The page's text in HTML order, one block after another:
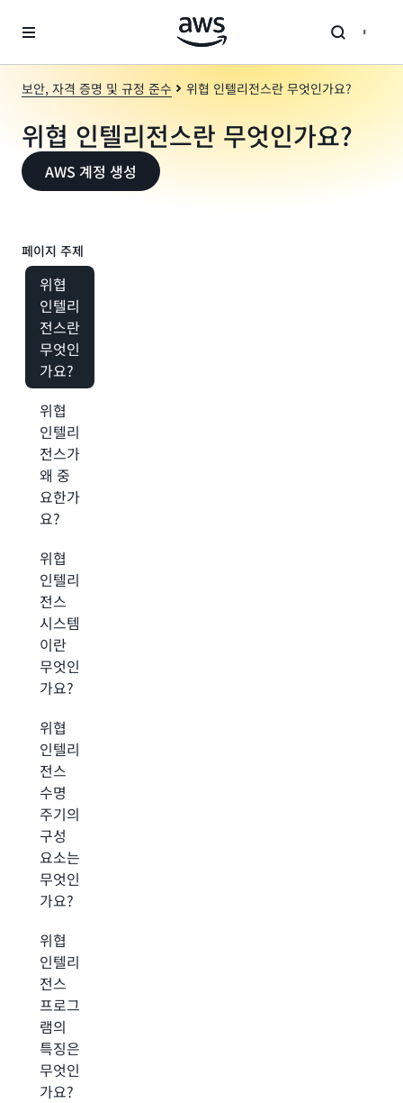
보안, 자격 증명 및 규정 준수 위협 인텔리전스란 무엇인가요?
위협 인텔리전스란 무엇인가요?
AWS 계정 생성
페이지 주제
위협
인텔리
전스란
무엇인
가요?
위협
인텔리
전스가
왜 중
요한가
요?
위협
인텔리
전스
시스템
이란
무엇인
가요?
위협
인텔리
전스
수명
주기의
구성
요소는
무엇인
가요?
위협
인텔리
전스
프로그
램의
특징은
무엇인
가요?